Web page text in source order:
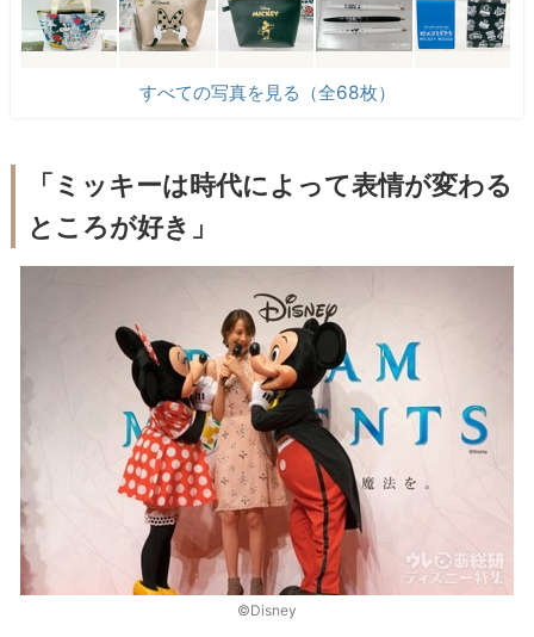
すべての写真を見る（全68枚）
「ミッキーは時代によって表情が変わる
ところが好き」
©︎Disney